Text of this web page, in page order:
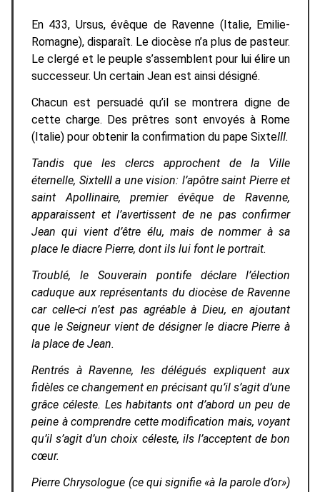
En 433, Ursus, évêque de Ravenne (Italie, Emilie-
Romagne), disparaît. Le diocèse n’a plus de pasteur.
Le clergé et le peuple s’assemblent pour lui élire un
successeur. Un certain Jean est ainsi désigné.
Chacun est persuadé qu’il se montrera digne de
cette charge. Des prêtres sont envoyés à Rome
(Italie) pour obtenir la confirmation du pape SixteIII.
Tandis que les clercs approchent de la Ville
éternelle, SixteIII a une vision: l’apôtre saint Pierre et
saint Apollinaire, premier évêque de Ravenne,
apparaissent et l’avertissent de ne pas confirmer
Jean qui vient d’être élu, mais de nommer à sa
place le diacre Pierre, dont ils lui font le portrait.
Troublé, le Souverain pontife déclare l’élection
caduque aux représentants du diocèse de Ravenne
car celle-ci n’est pas agréable à Dieu, en ajoutant
que le Seigneur vient de désigner le diacre Pierre à
la place de Jean.
Rentrés à Ravenne, les délégués expliquent aux
fidèles ce changement en précisant qu’il s’agit d’une
grâce céleste. Les habitants ont d’abord un peu de
peine à comprendre cette modification mais, voyant
qu’il s’agit d’un choix céleste, ils l’acceptent de bon
cœur.
Pierre Chrysologue (ce qui signifie «à la parole d’or»)